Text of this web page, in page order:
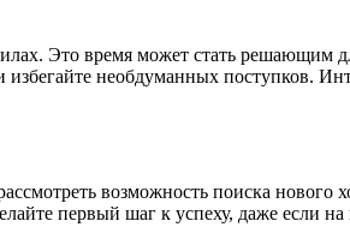
Это время может стать
необдуманных поступков.
возможность поиска нового
первый шаг к успеху, даже если